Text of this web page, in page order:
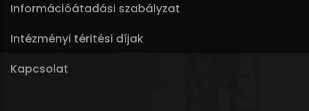
Információátadási szabályzat
Intézményi téritési díjak
Kapcsolat